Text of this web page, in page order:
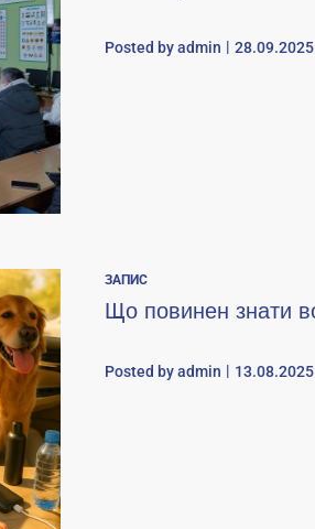
Posted byadmin 28.09.2025
ЗАПИС
Що повинен знати
Posted byadmin 13.08.2025